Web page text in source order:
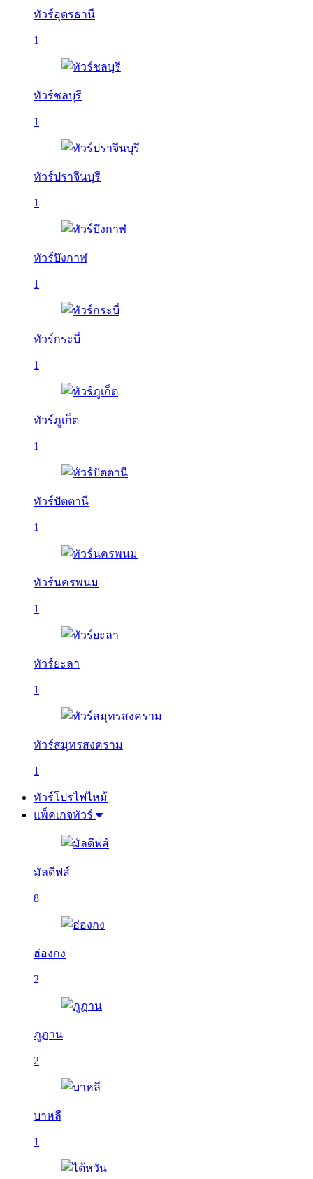
ทัวร์อุดรธานี
1
ทัวร์ชลบุรี
1
ทัวร์ปราจีนบุรี
1
ทัวร์บึงกาฬ
1
ทัวร์กระบี่
1
ทัวร์ภูเก็ต
1
ทัวร์ปัตตานี
1
ทัวร์นครพนม
1
ทัวร์ยะลา
1
ทัวร์สมุทรสงคราม
1
ทัวร์โปรไฟไหม้
แพ็คเกจทัวร์
มัลดีฟส์
8
ฮ่องกง
2
ภูฏาน
2
บาหลี
1